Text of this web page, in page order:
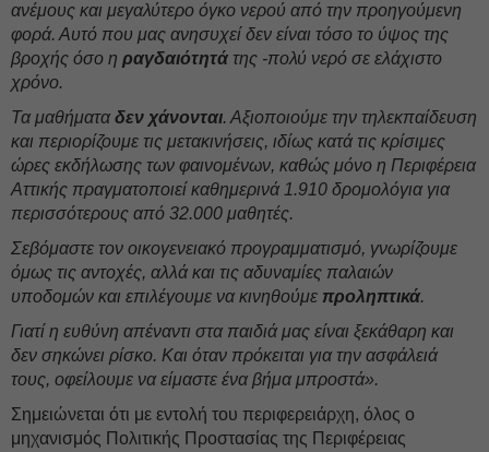
ανέμους και μεγαλύτερο όγκο νερού από την προηγούμενη
φορά. Αυτό που μας ανησυχεί δεν είναι τόσο το ύψος της
βροχής όσο η ραγδαιότητά της -πολύ νερό σε ελάχιστο
χρόνο.
Τα μαθήματα δεν χάνονται. Αξιοποιούμε την τηλεκπαίδευση
και περιορίζουμε τις μετακινήσεις, ιδίως κατά τις κρίσιμες
ώρες εκδήλωσης των φαινομένων, καθώς μόνο η Περιφέρεια
Αττικής πραγματοποιεί καθημερινά 1.910 δρομολόγια για
περισσότερους από 32.000 μαθητές.
Σεβόμαστε τον οικογενειακό προγραμματισμό, γνωρίζουμε
όμως τις αντοχές, αλλά και τις αδυναμίες παλαιών
υποδομών και επιλέγουμε να κινηθούμε προληπτικά.
Γιατί η ευθύνη απέναντι στα παιδιά μας είναι ξεκάθαρη και
δεν σηκώνει ρίσκο. Και όταν πρόκειται για την ασφάλειά
τους, οφείλουμε να είμαστε ένα βήμα μπροστά».
Σημειώνεται ότι με εντολή του περιφερειάρχη, όλος ο
μηχανισμός Πολιτικής Προστασίας της Περιφέρειας